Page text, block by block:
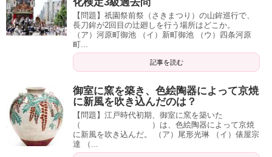
【問題】祇園祭前祭（さきまつり）の山鉾巡行で、
長刀鉾が2回目の辻廻しを行う場所はどこか。
（ア）河原町御池 （イ）新町御池 （ウ）四条河原
町...
記事を読む
御室に窯を築き、色絵陶器によって京焼
に新風を吹き込んだのは？
【問題】江戸時代初期、御室に窯を築いた
（ ）は、色絵陶器によって京焼
に新風を吹き込んだ。 （ア）尾形光琳 （イ）俵屋宗
達 （...